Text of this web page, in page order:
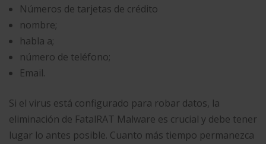
Números de tarjetas de crédito
nombre;
habla a;
número de teléfono;
Email.
Si el virus está configurado para robar datos, la
eliminación de FatalRAT Malware es crucial y debe tener
lugar lo antes posible. Cuanto más tiempo permanezca